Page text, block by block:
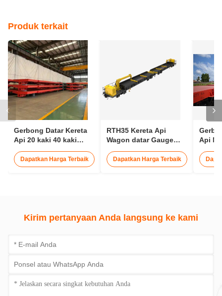
Produk terkait
Gerbong Datar Kereta
Api 20 kaki 40 kaki
Gerbong Kontainer
Kereta Api 30t
Dapatkan Harga Terbaik
RTH35 Kereta Api
Wagon datar Gauge
1435mm Pengangkutan
25m Wagon Kereta Api
Dapatkan Harga Terbaik
Api
Kirim pertanyaan Anda langsung ke kami